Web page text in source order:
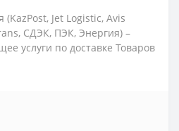
Jet Logistic, Avis
СДЭК, ПЭК, Энергия) –
услуги по доставке Товаров